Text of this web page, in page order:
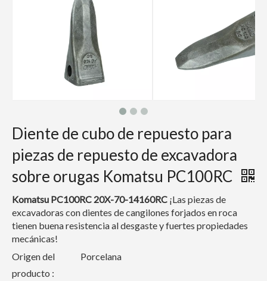
Diente de cubo de repuesto para
piezas de repuesto de excavadora
sobre orugas Komatsu PC100RC
Komatsu PC100RC 20X-70-14160RC ¡Las piezas de
excavadoras con dientes de cangilones forjados en roca
tienen buena resistencia al desgaste y fuertes propiedades
mecánicas!
Origen del
producto :
Porcelana